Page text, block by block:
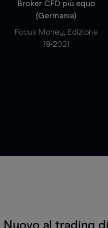
Broker CFD più equo
(Germania)
Focus Money, Edizione
19-2021
Nuovo al trading